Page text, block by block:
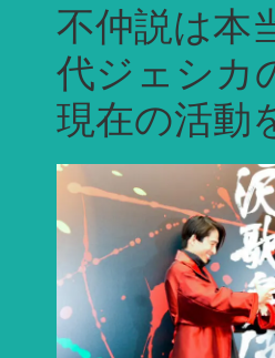
不仲説は本
代ジェシカ
現在の活動